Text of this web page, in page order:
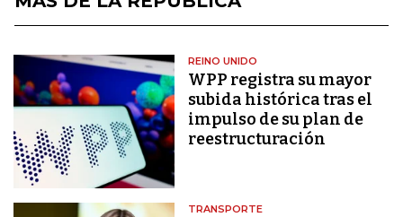
REINO UNIDO
WPP registra su mayor
subida histórica tras el
impulso de su plan de
reestructuración
TRANSPORTE